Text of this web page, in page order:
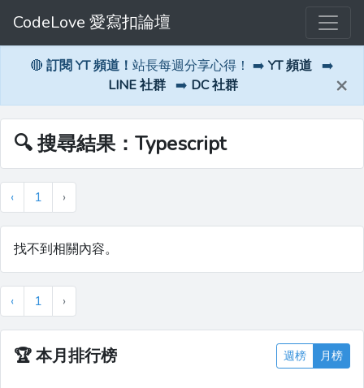
CodeLove 愛寫扣論壇
🔴 訂閱 YT 頻道！ 站長每週分享心得！ ➡️ YT 頻道 ➡️
LINE 社群 ➡️ DC 社群 ×
🔍 搜尋結果：Typescript
‹ 1 ›
找不到相關內容。
‹ 1 ›
🏆本月排行榜 週榜 月榜